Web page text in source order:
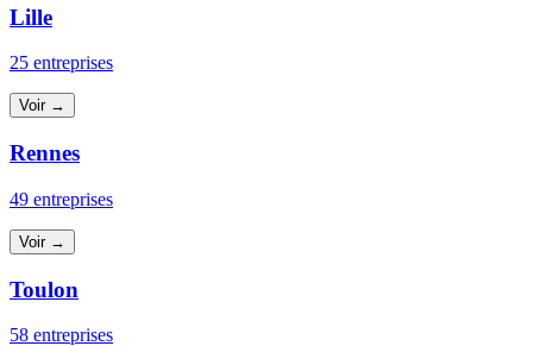
Lille
25 entreprises
Voir →
Rennes
49 entreprises
Voir →
Toulon
58 entreprises